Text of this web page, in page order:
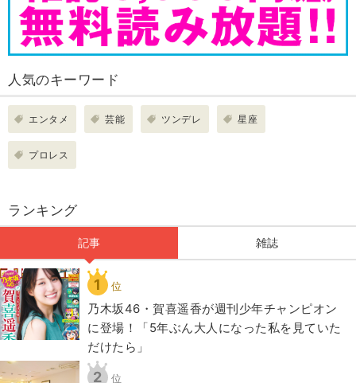
人気のキーワード
エンタメ 芸能 ツンデレ 星座
プロレス
ランキング
記事 雑誌
1 位
乃木坂46・賀喜遥香が週刊少年チャンピオン
に登場！「5年ぶん大人になった私を見ていた
だけたら」
2 位